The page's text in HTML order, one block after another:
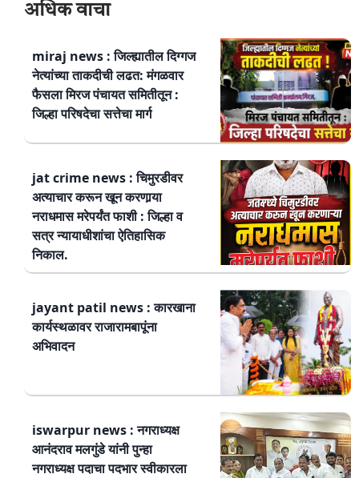
अधिक वाचा
miraj news : जिल्ह्यातील दिग्गज
नेत्यांच्या ताकदीची लढत: मंगळवार
फैसला मिरज पंचायत समितीतून :
जिल्हा परिषदेचा सत्तेचा मार्ग
jat crime news : चिमुरडीवर
अत्याचार करून खून करणार्‍या
नराधमास मरेपर्यंत फाशी : जिल्हा व
सत्र न्यायाधीशांचा ऐतिहासिक
निकाल.
jayant patil news : कारखाना
कार्यस्थळावर राजारामबापूंना
अभिवादन
iswarpur news : नगराध्यक्ष
आनंदराव मलगुंडे यांनी पुन्हा
नगराध्यक्ष पदाचा पदभार स्वीकारला